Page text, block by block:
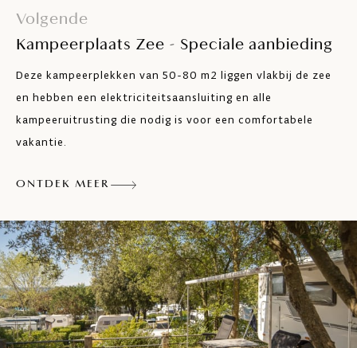
Wastafels met warm water
Wasruimte
Vaatwasser
Wasdroger
Geschikt voor caravans > 5,5 m
Geschikt voor campers >7,5 m en >4 t
Volgende
Kampeerplaats Zee - Speciale aanbieding
Deze kampeerplekken van 50-80 m2 liggen vlakbij de zee
en hebben een elektriciteitsaansluiting en alle
kampeeruitrusting die nodig is voor een comfortabele
vakantie.
ONTDEK MEER